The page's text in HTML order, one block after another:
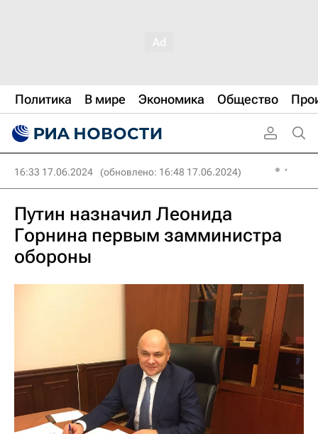
Политика В мире Экономика Общество
16:33 17.06.2024 (обновлено: 16:48 17.06.2024)
Путин назначил Леонида
Горнина первым замминистра
обороны